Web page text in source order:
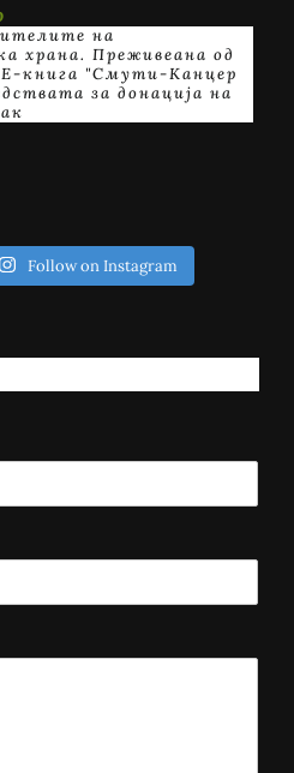
на
храна. Преживеана од
E-книга "Смути-Канцер
за донација на
Follow on Instagram